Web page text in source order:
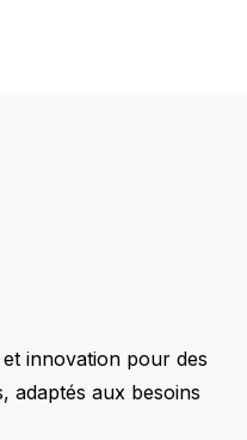
innovation pour des
adaptés aux besoins